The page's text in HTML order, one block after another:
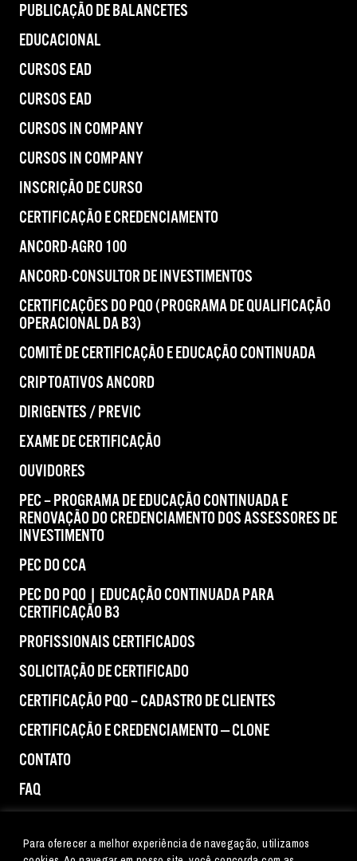
Para oferecer a melhor experiência de navegação, utilizamos
PUBLICAÇÃO DE BALANCETES
EDUCACIONAL
CURSOS EAD
CURSOS EAD
CURSOS IN COMPANY
CURSOS IN COMPANY
INSCRIÇÃO DE CURSO
CERTIFICAÇÃO E CREDENCIAMENTO
ANCORD-AGRO 100
ANCORD-CONSULTOR DE INVESTIMENTOS
CERTIFICAÇÕES DO PQO (PROGRAMA DE QUALIFICAÇÃO
OPERACIONAL DA B3)
COMITÊ DE CERTIFICAÇÃO E EDUCAÇÃO CONTINUADA
CRIPTOATIVOS ANCORD
DIRIGENTES / PREVIC
EXAME DE CERTIFICAÇÃO
OUVIDORES
PEC – PROGRAMA DE EDUCAÇÃO CONTINUADA E
RENOVAÇÃO DO CREDENCIAMENTO DOS ASSESSORES DE
INVESTIMENTO
PEC DO CCA
PEC DO PQO | EDUCAÇÃO CONTINUADA PARA
CERTIFICAÇÃO B3
PROFISSIONAIS CERTIFICADOS
SOLICITAÇÃO DE CERTIFICADO
CERTIFICAÇÃO PQO – CADASTRO DE CLIENTES
CERTIFICAÇÃO E CREDENCIAMENTO — CLONE
CONTATO
FAQ